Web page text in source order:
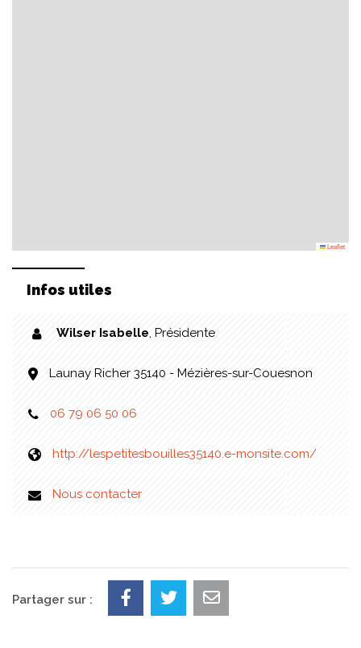
Leaflet
Infos utiles
Wilser Isabelle, Présidente
Launay Richer 35140 - Mézières-sur-Couesnon
06 79 06 50 06
http://lespetitesbouilles35140.e-monsite.com/
Nous contacter
Partager sur :